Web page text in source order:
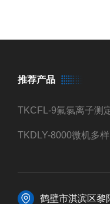
推荐产品
鹤壁市淇滨区黎